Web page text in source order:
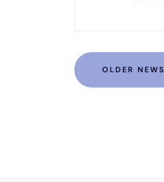
OLDER NEWS